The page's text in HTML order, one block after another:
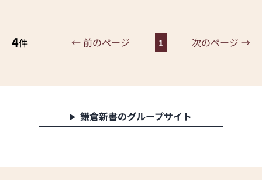
宜しくお願い致します。
≪はせがわ店舗サービスの
ご案内≫
●ご来店予約(ページ内の
申込ください)
●お電話(ご相談や商品のご
3,000基のお墓を納めていま
す。「お仏壇のはせがわ」
案しております。ご自身、
ついて、迷うことや、お困
りのことなどございました
4件 ← 前のページ 1 次のページ →
鎌倉新書のグループサイト